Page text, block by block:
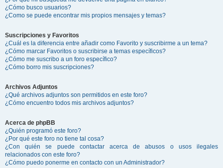
¿Cómo busco usuarios?
¿Como se puede encontrar mis propios mensajes y temas?
Suscripciones y Favoritos
¿Cuál es la diferencia entre añadir como Favorito y suscribirme a un tema?
¿Cómo marcar Favoritos o suscribirse a temas específicos?
¿Cómo me suscribo a un foro específico?
¿Cómo borro mis suscripciones?
Archivos Adjuntos
¿Qué archivos adjuntos son permitidos en este foro?
¿Cómo encuentro todos mis archivos adjuntos?
Acerca de phpBB
¿Quién programó este foro?
¿Por qué este foro no tiene tal cosa?
¿Con quién se puede contactar acerca de abusos o usos ilegales
relacionados con este foro?
¿Cómo puedo ponerme en contacto con un Administrador?